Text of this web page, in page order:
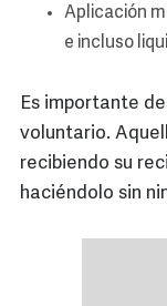
Aplicación
e incluso
Es importante
voluntario.
recibiendo su
haciéndolo sin